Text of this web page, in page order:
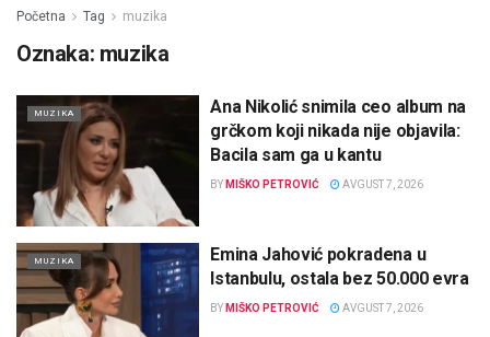
Početna Tag muzika
Oznaka: muzika
MUZIKA
Ana Nikolić snimila ceo album na
grčkom koji nikada nije objavila:
Bacila sam ga u kantu
BY MIŠKO PETROVIĆ AVGUST 7, 2026
MUZIKA
Emina Jahović pokradena u
Istanbulu, ostala bez 50.000 evra
BY MIŠKO PETROVIĆ AVGUST 7, 2026